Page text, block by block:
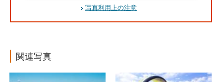
写真利用上の注意
関連写真